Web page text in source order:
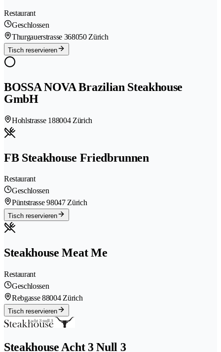
Restaurant
Geschlossen
Thurgauerstrasse 368050 Zürich
Tisch reservieren
BOSSA NOVA Brazilian Steakhouse
GmbH
Hohlstrasse 188004 Zürich
FB Steakhouse Friedbrunnen
Restaurant
Geschlossen
Püntstrasse 98047 Zürich
Tisch reservieren
Steakhouse Meat Me
Restaurant
Geschlossen
Rebgasse 88004 Zürich
Tisch reservieren
Steakhouse Acht 3 Null 3